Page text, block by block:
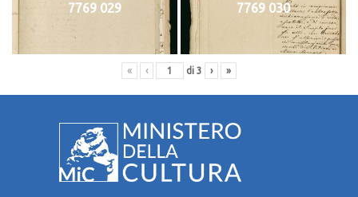
7769 029 7769 030
« ‹ di 3 › »